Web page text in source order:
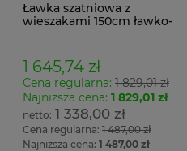
Ławka szatniowa z
wieszakami 150cm ławko-
1 645,74 zł
Cena regularna: 1 829,01 zł
Najniższa cena: 1 829,01 zł
1 338,00 zł
Cena regularna: 1 487,00 zł
Najniższa cena: 1 487,00 zł